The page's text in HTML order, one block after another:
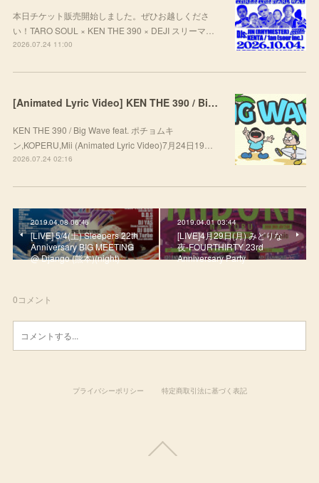
本日チケット販売開始しました。ぜひお越しくださ
い！TARO SOUL × KEN THE 390 × DEJI スリーマ…
2026.07.24 11:00
[Animated Lyric Video] KEN THE 390 / Big Wave feat. ポチョムキン,KOPERU,Mii
KEN THE 390 / Big Wave feat. ポチョムキ
ン,KOPERU,Mii (Animated Lyric Video)7月24日19…
2026.07.24 02:16
2019.04.08 06:46
[LIVE] 5/4(土) Sleepers 22th
Anniversary BIG MEETING
@ Django (熊本)(night)
2019.04.01 03:44
[LIVE]4月29日(月) みどりな
夜-FOURTHIRTY 23rd
Anniversary Party
0コメント
プライバシーポリシー 特定商取引法に基づく表記